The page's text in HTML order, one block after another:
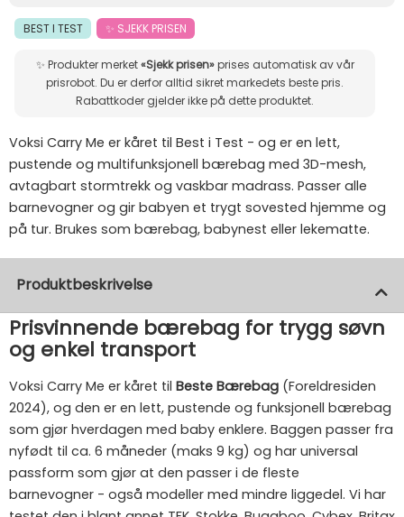
BEST I TEST ✨ SJEKK PRISEN
✨ Produkter merket«Sjekk prisen»prises automatisk av vår
prisrobot. Du er derfor alltid sikret markedets beste pris.
Rabattkoder gjelder ikke på dette produktet.
Voksi Carry Me er kåret til Best i Test - og er en lett,
pustende og multifunksjonell bærebag med 3D-mesh,
avtagbart stormtrekk og vaskbar madrass. Passer alle
barnevogner og gir babyen et trygt sovested hjemme og
på tur. Brukes som bærebag, babynest eller lekematte.
Produktbeskrivelse
Prisvinnende bærebag for trygg søvn
og enkel transport
Voksi Carry Me er kåret til Beste Bærebag (Foreldresiden
2024), og den er en lett, pustende og funksjonell bærebag
som gjør hverdagen med baby enklere. Baggen passer fra
nyfødt til ca. 6 måneder (maks 9 kg) og har universal
passform som gjør at den passer i de fleste
barnevogner - også modeller med mindre liggedel. Vi har